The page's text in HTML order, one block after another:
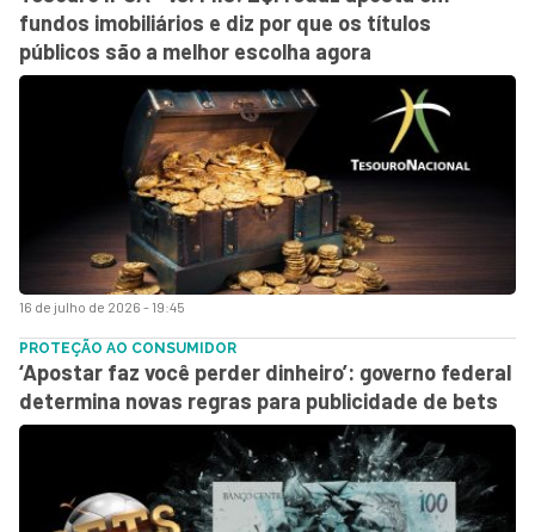
16 de julho de 2026 - 19:45
fundos imobiliários e diz por que os títulos
públicos são a melhor escolha agora
PROTEÇÃO AO CONSUMIDOR
‘Apostar faz você perder dinheiro’: governo federal
determina novas regras para publicidade de bets